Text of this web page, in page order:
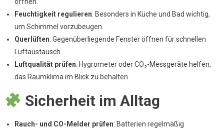
Feuchtigkeit regulieren: Besonders in Küche und Bad wichtig,
um Schimmel vorzubeugen.
Querlüften: Gegenüberliegende Fenster öffnen für schnellen
Luftaustausch.
Luftqualität prüfen: Hygrometer oder CO₂-Messgeräte helfen,
das Raumklima im Blick zu behalten.
Sicherheit im Alltag
Rauch- und CO-Melder prüfen: Batterien regelmäßig